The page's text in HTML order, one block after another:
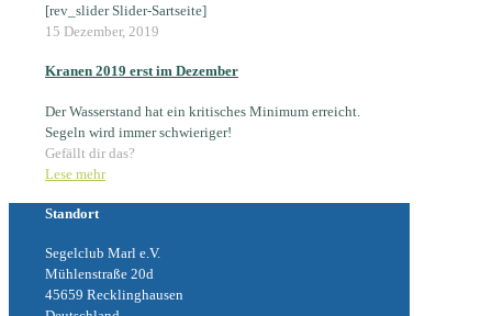
[rev_slider Slider-Sartseite]
15 Dezember, 2019
Kranen 2019 erst im Dezember
Der Wasserstand hat ein kritisches Minimum erreicht.
Segeln wird immer schwieriger!
Gefällt dir das?
Lese mehr
Standort
Segelclub Marl e.V.
Mühlenstraße 20d
45659 Recklinghausen